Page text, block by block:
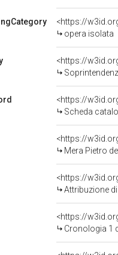
<https://
opera isolata
<https://
Soprintendenza
<https://
Scheda
<https://
Mera Pietro
<https://
Attribuzione
<https://
Cronologia 1